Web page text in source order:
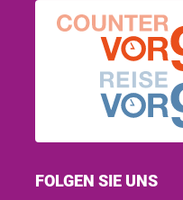
FOLGEN SIE UNS